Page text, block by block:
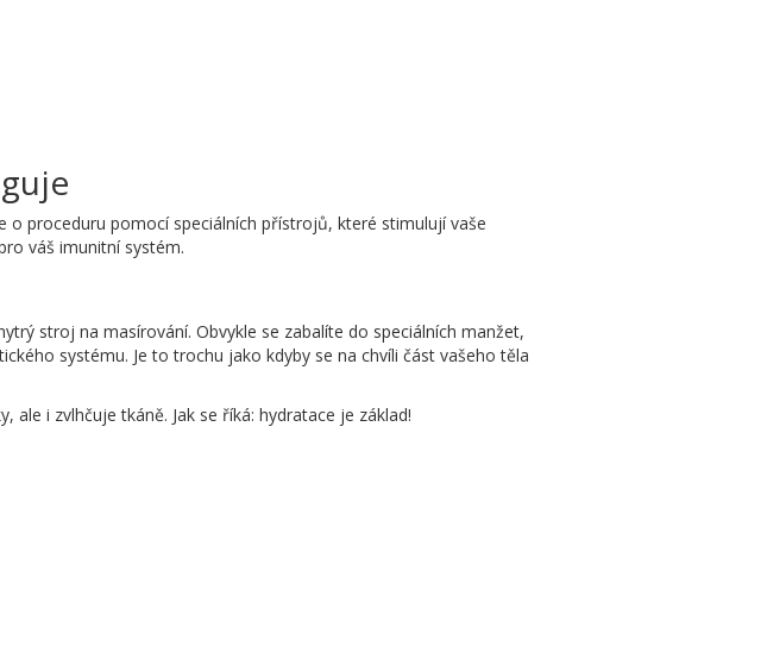
o proceduru pomocí speciálních přístrojů, které stimulují vaše
váš imunitní systém.
stroj na masírování. Obvykle se zabalíte do speciálních manžet,
systému. Je to trochu jako kdyby se na chvíli část vašeho těla
ale i zvlhčuje tkáně. Jak se říká: hydratace je základ!